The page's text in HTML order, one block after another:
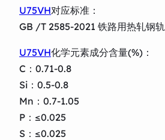
U75VH对应标准：
GB /T 2585-2021 铁路用热轧钢轨
U75VH化学元素成分含量(%)：
C：0.71-0.8
Si：0.5-0.8
Mn：0.7-1.05
P：≤0.025
S：≤0.025